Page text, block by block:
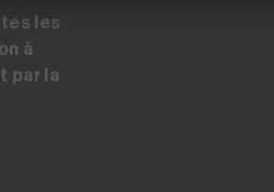
les
à
par la